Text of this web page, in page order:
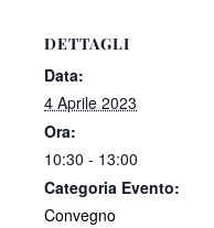
DETTAGLI
Data:
4 Aprile 2023
Ora:
10:30 - 13:00
Categoria Evento:
Convegno